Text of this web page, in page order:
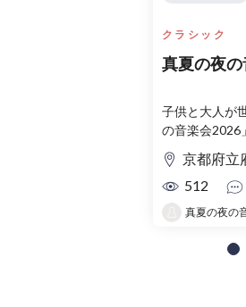
クラシック
真夏の夜
子供と大人が
の音楽会2026
京都府立
512
真夏の夜の